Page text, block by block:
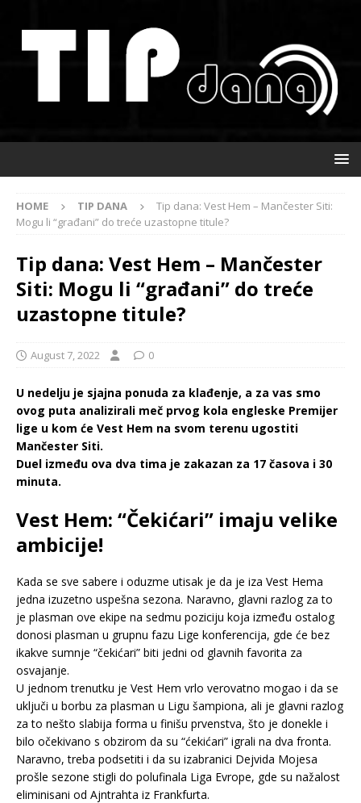
HOME TIP DANA
Tip dana: Vest Hem – Mančester Siti:
Mogu li “građani” do treće uzastopne titule?
Tip dana: Vest Hem – Mančester
Siti: Mogu li “građani” do treće
uzastopne titule?
August 7, 2022 0
U nedelju je sjajna ponuda za klađenje, a za vas smo
ovog puta analizirali meč prvog kola engleske Premijer
lige u kom će Vest Hem na svom terenu ugostiti
Mančester Siti.
Duel između ova dva tima je zakazan za 17 časova i 30
minuta.
Vest Hem: “Čekićari” imaju velike
ambicije!
Kada se sve sabere i oduzme utisak je da je iza Vest Hema
jedna izuzetno uspešna sezona. Naravno, glavni razlog za to
je plasman ove ekipe na sedmu poziciju koja između ostalog
donosi plasman u grupnu fazu Lige konferencija, gde će bez
ikakve sumnje “čekićari” biti jedni od glavnih favorita za
osvajanje.
U jednom trenutku je Vest Hem vrlo verovatno mogao i da se
uključi u borbu za plasman u Ligu šampiona, ali je glavni razlog
za to nešto slabija forma u finišu prvenstva, što je donekle i
bilo očekivano s obzirom da su “ćekićari” igrali na dva fronta.
Naravno, treba podsetiti i da su izabranici Dejvida Mojesa
prošle sezone stigli do polufinala Liga Evrope, gde su nažalost
eliminisani od Ajntrahta iz Frankfurta.